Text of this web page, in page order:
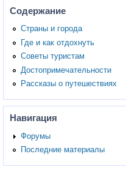
Содержание
Страны и города
Где и как отдохнуть
Советы туристам
Достопримечательности
Рассказы о путешествиях
Навигация
Форумы
Последние материалы